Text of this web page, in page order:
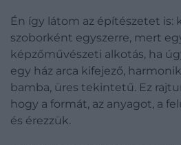
Én így látom az építészetet
szoborként egyszerre, mert
képzőművészeti alkotás, ha
egy ház arca kifejező,
bamba, üres tekintetű. Ez
hogy a formát, az anyagot, a
és érezzük.